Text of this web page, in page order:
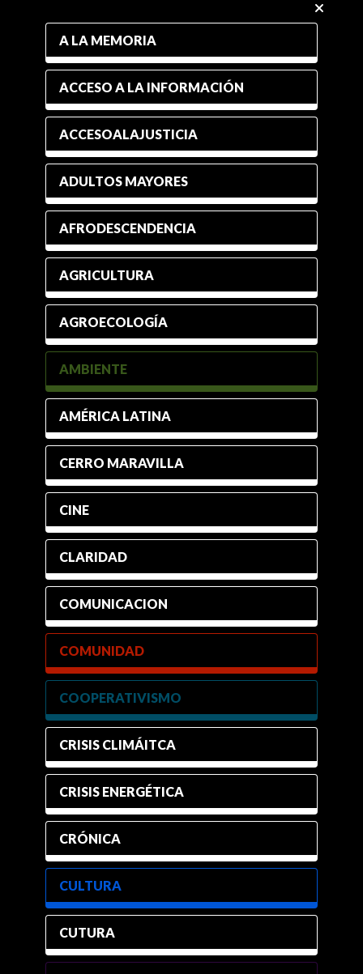
A LA MEMORIA
ACCESO A LA INFORMACIÓN
ACCESOALAJUSTICIA
ADULTOS MAYORES
AFRODESCENDENCIA
AGRICULTURA
AGROECOLOGÍA
AMBIENTE
AMÉRICA LATINA
CERRO MARAVILLA
CINE
CLARIDAD
COMUNICACION
COMUNIDAD
COOPERATIVISMO
CRISIS CLIMÁITCA
CRISIS ENERGÉTICA
CRÓNICA
CULTURA
CUTURA